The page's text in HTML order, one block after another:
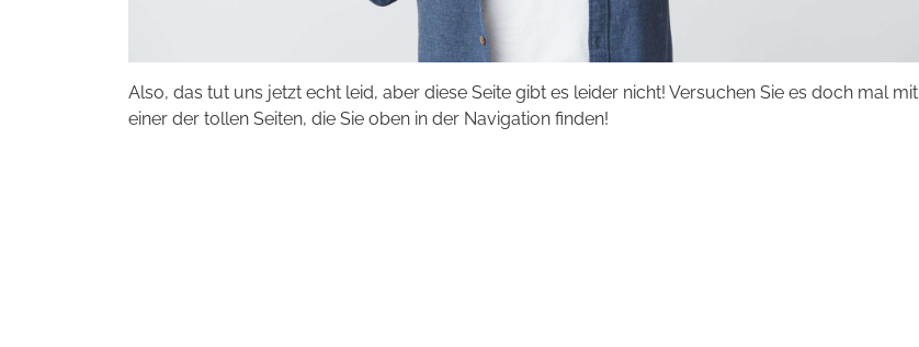
Also, das tut uns jetzt echt leid, aber diese Seite gibt es leider nicht! Versuchen Sie es doch mal mit
einer der tollen Seiten, die Sie oben in der Navigation finden!